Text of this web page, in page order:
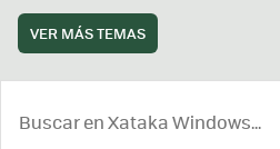
VER MÁS TEMAS